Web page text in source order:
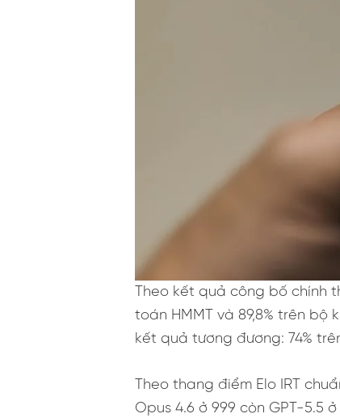
Theo kết quả công bố chính
toán HMMT và 89,8% trên bộ
kết quả tương đương: 74%
Theo thang điểm Elo IRT
Opus 4.6 ở 999 còn GPT-5.5